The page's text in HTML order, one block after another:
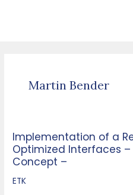
Martin Bender
Implementation of a
Optimized Interfaces
Concept –
ETK
Implementation
of
a
Recovery